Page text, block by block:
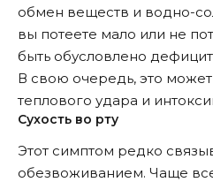
обмен веществ и водно-
вы потеете мало или не
быть обусловлено
В свою очередь, это может
теплового удара и
Сухость во рту
Этот симптом редко
обезвоживанием. Чаще